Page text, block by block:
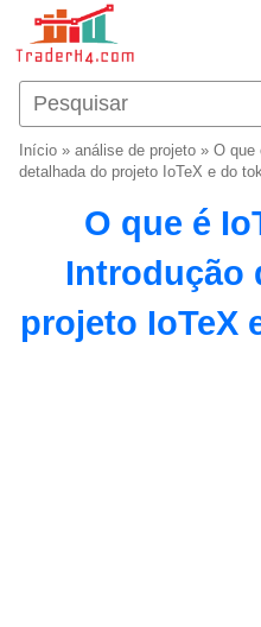
Início » análise de projeto » O que
detalhada do projeto IoTeX e do
O que é
Introdução
projeto IoTeX